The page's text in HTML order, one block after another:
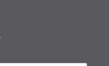
les cookies